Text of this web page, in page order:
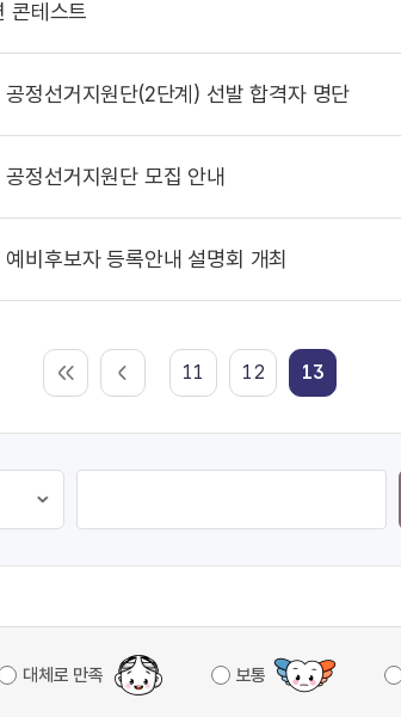
콘테스트
정선거지원단(2단계) 선발 합격자 명단
정선거지원단 모집 안내
비후보자 등록안내 설명회 개최
11 12 13
대체로 만족 보통